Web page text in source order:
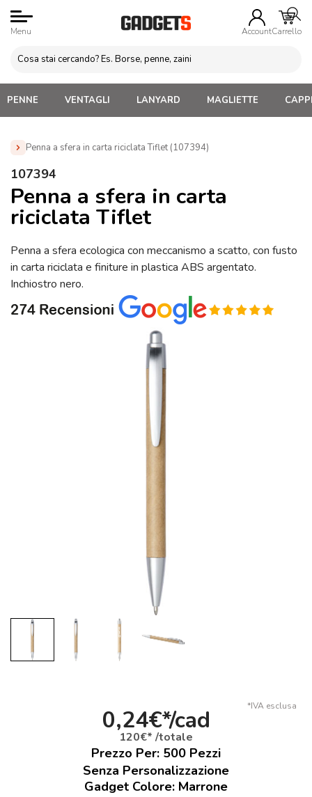
Menu AccountCarrello
PENNE VENTAGLI LANYARD MAGLIETTE
Penna a sfera in carta riciclata Tiflet (107394)
Home »
Penna a sfera in carta riciclata Tiflet (107394)
107394
Penna a sfera in carta
riciclata Tiflet
Penna a sfera ecologica con meccanismo a scatto, con fusto
in carta riciclata e finiture in plastica ABS argentato.
Inchiostro nero.
*IVA esclusa
0,24€*/cad
120€* /totale
Prezzo Per: 500 Pezzi
Senza Personalizzazione
Gadget Colore: Marrone